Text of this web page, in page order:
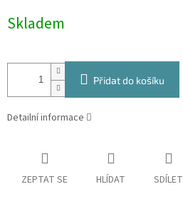
cena:
Skladem
Přidat do košíku
Detailní informace
ZEPTAT SE HLÍDAT SDÍLET